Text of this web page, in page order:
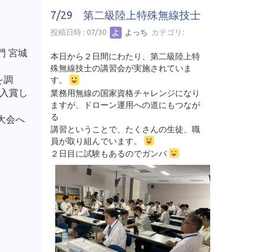
宮城
調
賞し
会へ
7/29 第二級陸上特殊無線技士
投稿日時 : 07/30 よっち カテゴリ:
本日から２日間にわたり、第二級陸上特
殊無線技士の講習会が実施されていま
す。
業務用無線の国家資格チャレンジになり
ますが、ドローン運用への道にもつなが
る
講習ということで、たくさんの生徒、職
員が取り組んでいます。
２日目に試験もあるのでガンバ